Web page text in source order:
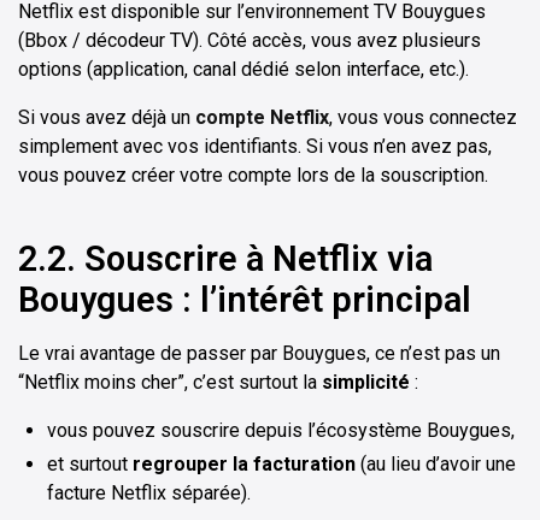
Netflix est disponible sur l’environnement TV Bouygues
(Bbox / décodeur TV). Côté accès, vous avez plusieurs
options (application, canal dédié selon interface, etc.).
Si vous avez déjà un compte Netflix, vous vous connectez
simplement avec vos identifiants. Si vous n’en avez pas,
vous pouvez créer votre compte lors de la souscription.
2.2. Souscrire à Netflix via
Bouygues : l’intérêt principal
Le vrai avantage de passer par Bouygues, ce n’est pas un
“Netflix moins cher”, c’est surtout la simplicité :
vous pouvez souscrire depuis l’écosystème Bouygues,
et surtout regrouper la facturation (au lieu d’avoir une
facture Netflix séparée).